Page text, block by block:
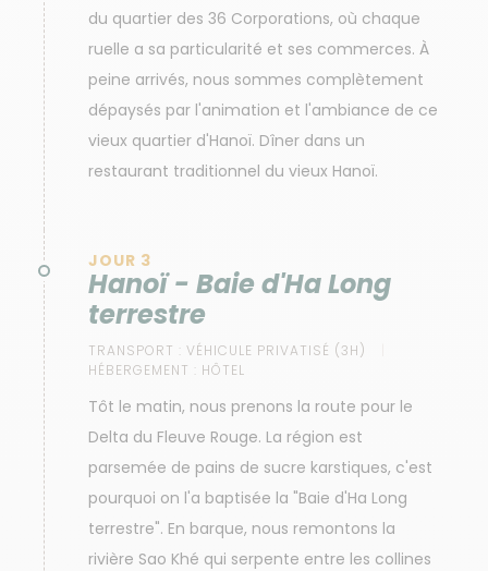
du quartier des 36 Corporations, où chaque
ruelle a sa particularité et ses commerces. À
peine arrivés, nous sommes complètement
dépaysés par l'animation et l'ambiance de ce
vieux quartier d'Hanoï. Dîner dans un
restaurant traditionnel du vieux Hanoï.
JOUR 3
Hanoï - Baie d'Ha Long
terrestre
TRANSPORT : VÉHICULE PRIVATISÉ (3H)
HÉBERGEMENT : HÔTEL
Tôt le matin, nous prenons la route pour le
Delta du Fleuve Rouge. La région est
parsemée de pains de sucre karstiques, c'est
pourquoi on l'a baptisée la "Baie d'Ha Long
terrestre". En barque, nous remontons la
rivière Sao Khé qui serpente entre les collines